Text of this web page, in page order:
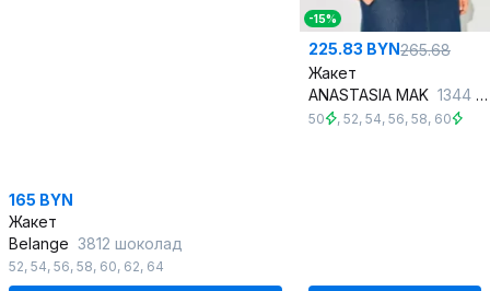
165 BYN
Жакет
Belange 3812 шоколад
52, 54, 56, 58, 60, 62, 64
-15%
225.83 BYN265.68
Жакет
ANASTASIA MAK 1344 синий
50 , 52, 54, 56, 58, 60